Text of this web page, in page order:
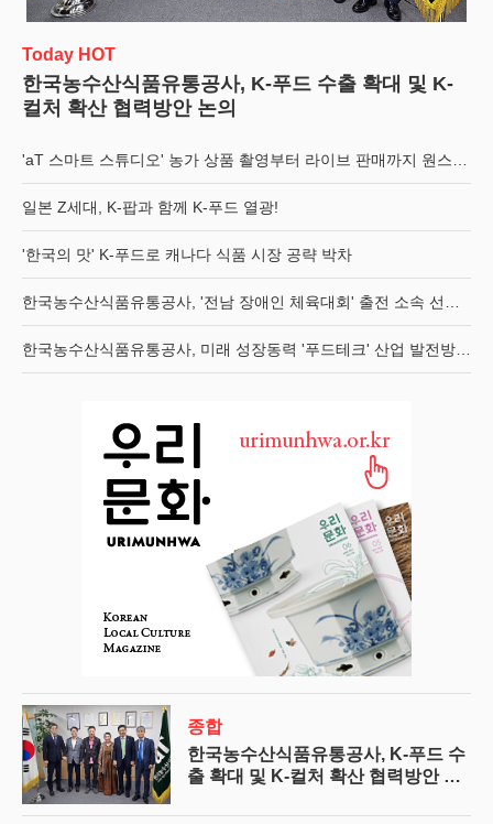
Today HOT
한국농수산식품유통공사, K-푸드 수출 확대 및 K-
컬처 확산 협력방안 논의
'aT 스마트 스튜디오' 농가 상품 촬영부터 라이브 판매까지 원스톱 지원
일본 Z세대, K-팝과 함께 K-푸드 열광!
'한국의 맛' K-푸드로 캐나다 식품 시장 공략 박차
한국농수산식품유통공사, '전남 장애인 체육대회' 출전 소속 선수단 멋진 화이팅 기원
한국농수산식품유통공사, 미래 성장동력 '푸드테크' 산업 발전방안 모색
종합
한국농수산식품유통공사, K-푸드 수
출 확대 및 K-컬처 확산 협력방안 논